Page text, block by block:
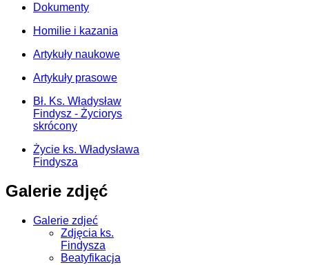
Dokumenty
Homilie i kazania
Artykuły naukowe
Artykuły prasowe
Bł. Ks. Władysław
Findysz - Życiorys
skrócony
Życie ks. Władysława
Findysza
Galerie zdjęć
Galerie zdjeć
Zdjęcia ks.
Findysza
Beatyfikacja